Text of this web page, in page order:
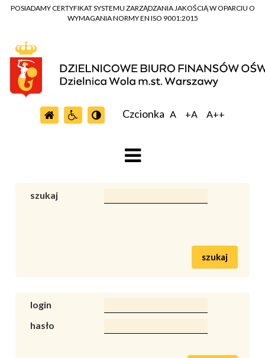
POSIADAMY CERTYFIKAT SYSTEMU ZARZĄDZANIA JAKOŚCIĄ W OPARCIU O
WYMAGANIA NORMY EN ISO 9001:2015
Czcionka A +A A++
szukaj
szukaj
login
hasło